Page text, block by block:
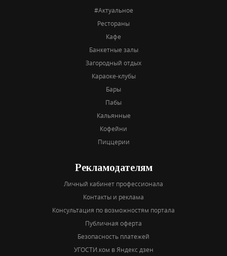
#Актуальное
Рестораны
Кафе
Банкетные залы
Загородный отдых
Караоке-клубы
Бары
Пабы
Кальянные
Кофейни
Пиццерии
Рекламодателям
Личный кабинет профессионала
Контакты и реклама
Консультация по возможностям портала
Публичная оферта
Безопасность платежей
УГОСТИ.ком в Яндекс дзен